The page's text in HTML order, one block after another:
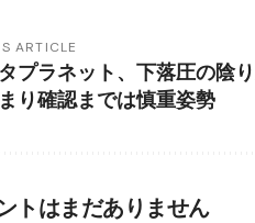
ARTICLE
プラネット、下落圧の陰
り確認までは慎重姿勢
トはまだありません